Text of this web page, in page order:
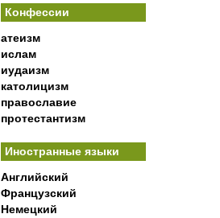
Конфессии
атеизм
ислам
иудаизм
католицизм
православие
протестантизм
Иностранные языки
Английский
Французский
Немецкий